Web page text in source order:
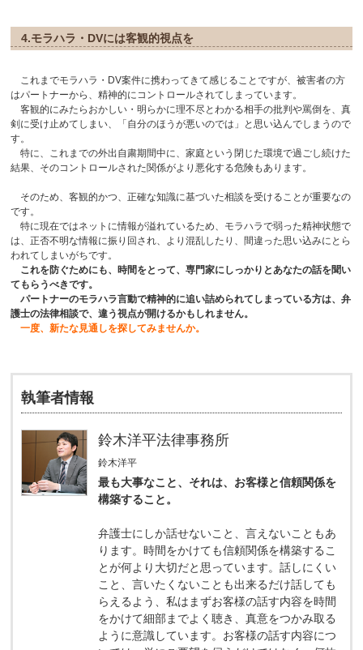
4.モラハラ・DVには客観的視点を
これまでモラハラ・DV案件に携わってきて感じることですが、被害者の方
はパートナーから、精神的にコントロールされてしまっています。
客観的にみたらおかしい・明らかに理不尽とわかる相手の批判や罵倒を、真
剣に受け止めてしまい、「自分のほうが悪いのでは」と思い込んでしまうので
す。
特に、これまでの外出自粛期間中に、家庭という閉じた環境で過ごし続けた
結果、そのコントロールされた関係がより悪化する危険もあります。
そのため、客観的かつ、正確な知識に基づいた相談を受けることが重要なの
です。
特に現在ではネットに情報が溢れているため、モラハラで弱った精神状態で
は、正否不明な情報に振り回され、より混乱したり、間違った思い込みにとら
われてしまいがちです。
これを防ぐためにも、時間をとって、専門家にしっかりとあなたの話を聞い
てもらうべきです。
パートナーのモラハラ言動で精神的に追い詰められてしまっている方は、弁
護士の法律相談で、違う視点が開けるかもしれません。
一度、新たな見通しを探してみませんか。
執筆者情報
鈴木洋平法律事務所
鈴木洋平
最も大事なこと、それは、お客様と信頼関係を
構築すること。
弁護士にしか話せないこと、言えないこともあ
ります。時間をかけても信頼関係を構築するこ
とが何より大切だと思っています。話しにくい
こと、言いたくないことも出来るだけ話しても
らえるよう、私はまずお客様の話す内容を時間
をかけて細部までよく聴き、真意をつかみ取る
ように意識しています。お客様の話す内容につ